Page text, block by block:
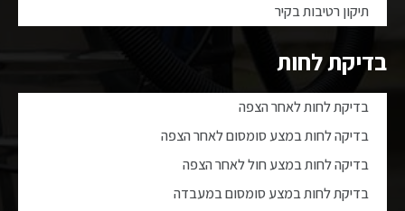
תיקון רטיבות בקיר
בדיקת לחות
בדיקת לחות לאחר הצפה
בדיקה לחות במצע סומסום לאחר הצפה
בדיקה לחות במצע חול לאחר הצפה
בדיקת לחות במצע סומסום במעבדה